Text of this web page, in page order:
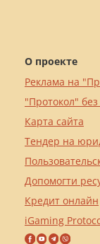
О проекте
Реклама на
"Протокол"
Карта сайта
Тендер на
Допомогти
Кредит онлайн
iGaming